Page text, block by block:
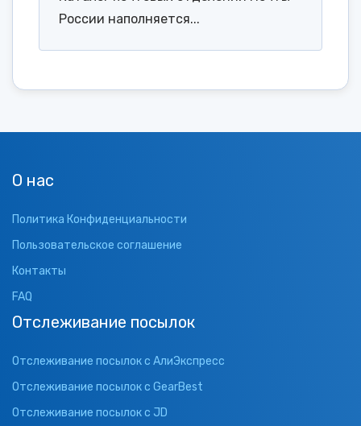
России наполняется...
О нас
Политика Конфиденциальности
Пользовательское соглашение
Контакты
FAQ
Отслеживание посылок
Отслеживание посылок с АлиЭкспресс
Отслеживание посылок с GearBest
Отслеживание посылок с JD